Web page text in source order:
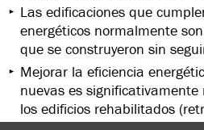
Las edificaciones que
energéticos normalmente
que se construyeron sin
Mejorar la eficiencia
nuevas es significativamente
los edificios rehabilitados